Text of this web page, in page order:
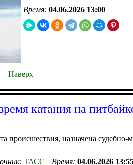
Время: 04.06.2026 13:00
Наверх
катания на
происшествия, назначена судебно-
ТАСС Время: 04.06.2026